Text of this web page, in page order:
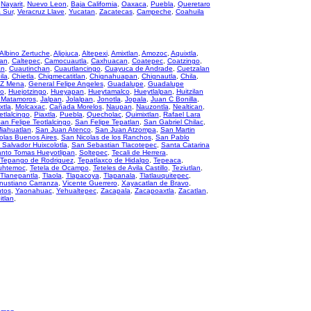
Nayarit, Nuevo Leon Baja California Oaxaca Puebla
Queretaro
Sur, Veracruz Llave Yucatan Zacatecas, Campeche
Coahuila
Albino Zertuche Aljojuca Altepexi, Amixtlan Amozoc, Aquixtla
Caltepec, Camocuautla Caxhuacan Coatepec, Coatzingo,
Cuautinchan Cuautlancingo, Cuayuca de Andrade
Cuetzalan
Chietla Chigmecatitlan Chignahuapan Chignautla Chila
Mena General Felipe Angeles, Guadalupe
Guadalupe
, Huejotzingo, Hueyapan Hueytamalco, Hueytlalpan
Huitzilan
, Jalpan Jolalpan Jonotla Jopala Juan C Bonilla
Molcaxac, Cañada Morelos, Naupan Nauzontla Nealtican
, Piaxtla Puebla Quecholac, Quimixtlan
Rafael Lara
Felipe Teotlalcingo, San Felipe Tepatlan San Gabriel Chilac,
San Juan Atenco, San Juan Atzompa
San Martin
Buenos Aires, San Nicolas de los Ranchos, San Pablo
Salvador Huixcolotla San Sebastian Tlacotepec, Santa Catarina
Tomas Hueyotlipan Soltepec, Tecali de Herrera
Tepango de Rodriguez, Tepatlaxco de Hidalgo, Tepeaca
, Tetela de Ocampo, Teteles de Avila Castillo, Teziutlan
Tlanepantla Tlaola Tlapacoya Tlapanala Tlatlauquitepec,
Carranza Vicente Guerrero, Xayacatlan de Bravo,
, Yaonahuac, Yehualtepec, Zacapala Zacapoaxtla Zacatlan